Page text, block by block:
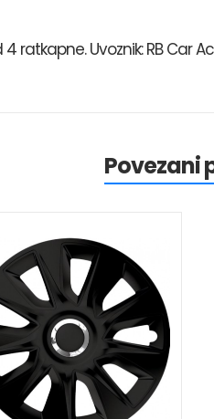
Uvoznik: RB Car
Povezani